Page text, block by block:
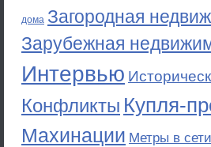
дома Загородная
Зарубежная
Интервью
Конфликты Купля-
Махинации Метры в сети